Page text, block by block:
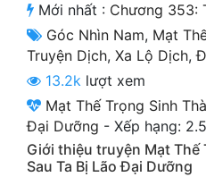
Dã Sử
Dị Giới
Dị Năng
Gia Đấu
Góc Nhìn Nam
Mới nhất : Chương 353:
Góc Nhìn Nam, Mạt
Truyện Dịch, Xa Lộ Dịch,
13.2k lượt xem
Mạt Thế Trọng Sinh
Đại Dưỡng - Xếp hạng: 2.5
Giới thiệu truyện Mạt Thế
Sau Ta Bị Lão Đại Dưỡng